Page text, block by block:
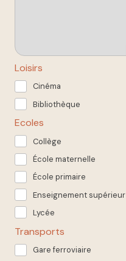
Loisirs
Cinéma
Bibliothèque
Ecoles
Collège
École maternelle
École primaire
Enseignement supérieur
Lycée
Transports
Gare ferroviaire